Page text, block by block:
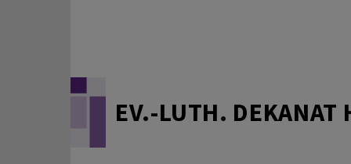
EV.-LUTH. DEKANAT